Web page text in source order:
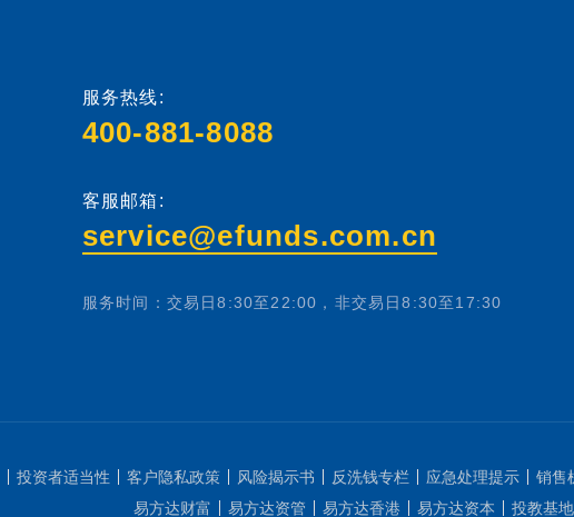
服务热线:
400-881-8088
客服邮箱:
service@efunds.com.cn
服务时间：交易日8:30至22:00，非交易日8:30至17:30
投资者适当性 客户隐私政策 风险揭示书 反洗钱专栏 应急处理提示 销售
易方达财富
易方达资管 易方达香港 易方达资本 投教基地